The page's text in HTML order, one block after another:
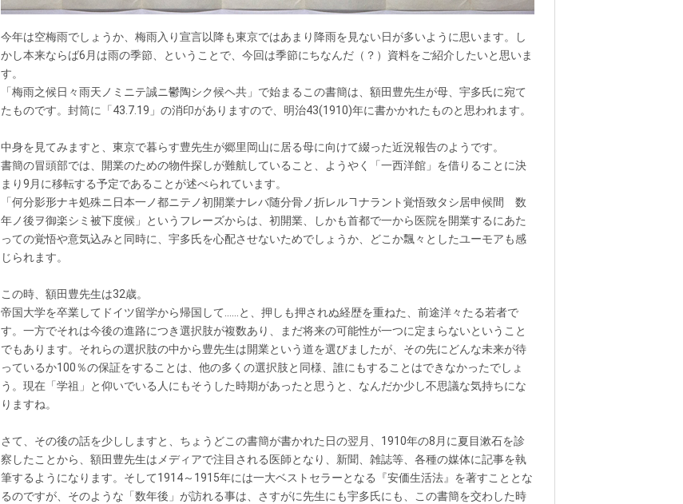
今年は空梅雨でしょうか、梅雨入り宣言以降も東京ではあまり降雨を見ない日が多いように思います。し
かし本来ならば6月は雨の季節、ということで、今回は季節にちなんだ（？）資料をご紹介したいと思いま
す。
「梅雨之候日々雨天ノミニテ誠ニ鬱陶シク候ヘ共」で始まるこの書簡は、額田豊先生が母、宇多氏に宛て
たものです。封筒に「43.7.19」の消印がありますので、明治43(1910)年に書かかれたものと思われます。
中身を見てみますと、東京で暮らす豊先生が郷里岡山に居る母に向けて綴った近況報告のようです。
書簡の冒頭部では、開業のための物件探しが難航していること、ようやく「一西洋館」を借りることに決
まり9月に移転する予定であることが述べられています。
「何分影形ナキ処殊ニ日本一ノ都ニテノ初開業ナレバ随分骨ノ折レルヿナラント覚悟致タシ居申候間 数
年ノ後ヲ御楽シミ被下度候」というフレーズからは、初開業、しかも首都で一から医院を開業するにあた
っての覚悟や意気込みと同時に、宇多氏を心配させないためでしょうか、どこか飄々としたユーモアも感
じられます。
この時、額田豊先生は32歳。
帝国大学を卒業してドイツ留学から帰国して……と、押しも押されぬ経歴を重ねた、前途洋々たる若者で
す。一方でそれは今後の進路につき選択肢が複数あり、まだ将来の可能性が一つに定まらないということ
でもあります。それらの選択肢の中から豊先生は開業という道を選びましたが、その先にどんな未来が待
っているか100％の保証をすることは、他の多くの選択肢と同様、誰にもすることはできなかったでしょ
う。現在「学祖」と仰いでいる人にもそうした時期があったと思うと、なんだか少し不思議な気持ちにな
りますね。
さて、その後の話を少ししますと、ちょうどこの書簡が書かれた日の翌月、1910年の8月に夏目漱石を診
察したことから、額田豊先生はメディアで注目される医師となり、新聞、雑誌等、各種の媒体に記事を執
筆するようになります。そして1914～1915年には一大ベストセラーとなる『安価生活法』を著すこととな
るのですが、そのような「数年後」が訪れる事は、さすがに先生にも宇多氏にも、この書簡を交わした時